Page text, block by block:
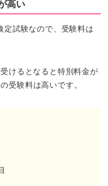
高い
定試験なので、受験料は
けるとなると特別料金が
受験料は高いです。